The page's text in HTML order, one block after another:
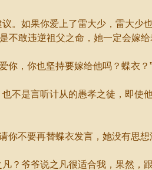
如果你爱上了雷大少，雷大少
不敢违逆祖父之命，她一定会嫁
，你也坚持要嫁给他吗？蝶衣？”
是言听计从的愚孝之徒，即使
不要再替蝶衣发言，她没有思想
爷爷说之凡很适合我，果然，